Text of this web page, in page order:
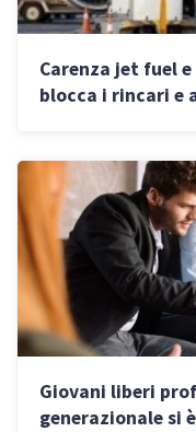
Carenza jet fuel
blocca i rincari e
Giovani liberi
generazionale si